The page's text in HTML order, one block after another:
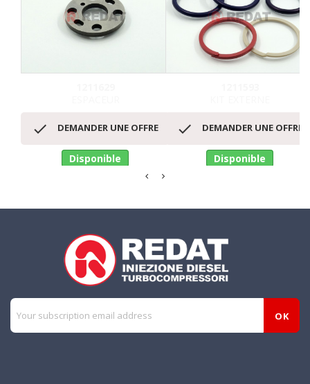
 DEMANDER UNE OFFRE
Disponible
 DEMANDER UNE OFFRE
Disponible